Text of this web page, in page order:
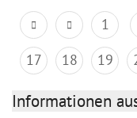
1
17
18 19
Informationen